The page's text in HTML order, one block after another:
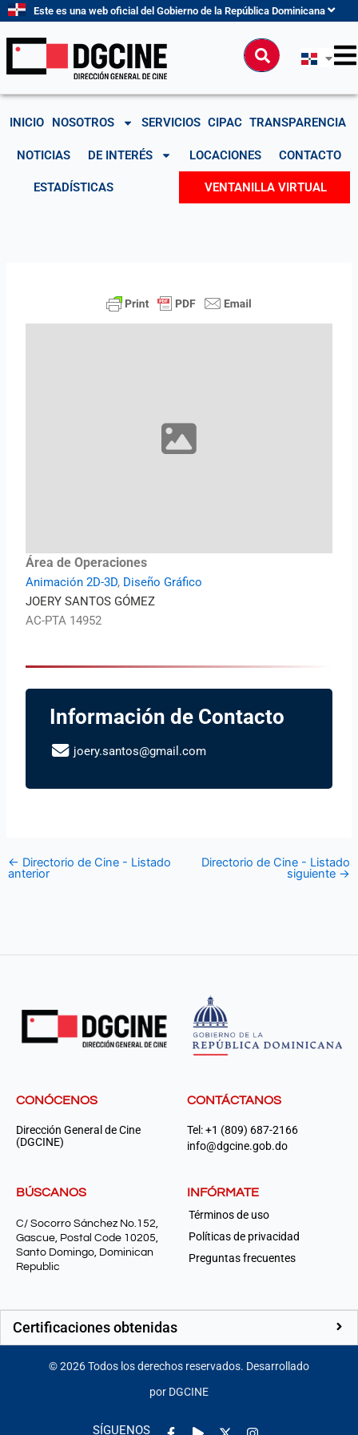
contenido
Este es una web oficial del Gobierno de la República Dominicana
Buscar
INICIO NOSOTROS SERVICIOS CIPAC TRANSPARENCIA
NOTICIAS DE INTERÉS LOCACIONES CONTACTO
ESTADÍSTICAS VENTANILLA VIRTUAL
Área de Operaciones
Animación 2D-3D, Diseño Gráfico
JOERY SANTOS GÓMEZ
AC-PTA 14952
Información de Contacto
joery.santos@gmail.com
← Directorio de Cine - Listado
anterior
Directorio de Cine - Listado
siguiente →
CONÓCENOS
Dirección General de Cine
(DGCINE)
CONTÁCTANOS
Tel: +1 (809) 687-2166
info@dgcine.gob.do
BÚSCANOS
C/ Socorro Sánchez No.152,
Gascue, Postal Code 10205,
Santo Domingo, Dominican
Republic
INFÓRMATE
Términos de uso
Políticas de privacidad
Preguntas frecuentes
Certificaciones obtenidas
©2026Todos los derechos reservados. Desarrollado
por DGCINE
SÍGUENOS
Facebook-
Play Instagram